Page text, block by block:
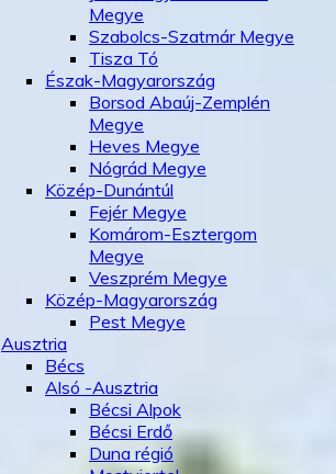
Megye
Szabolcs-Szatmár Megye
Tisza Tó
Észak-Magyarország
Borsod Abaúj-Zemplén
Megye
Heves Megye
Nógrád Megye
Közép-Dunántúl
Fejér Megye
Komárom-Esztergom
Megye
Veszprém Megye
Közép-Magyarország
Pest Megye
Ausztria
Bécs
Alsó -Ausztria
Bécsi Alpok
Bécsi Erdő
Duna régió